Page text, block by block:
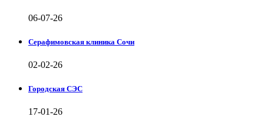
06-07-26
Серафимовская клиника Сочи
02-02-26
Городская СЭС
17-01-26